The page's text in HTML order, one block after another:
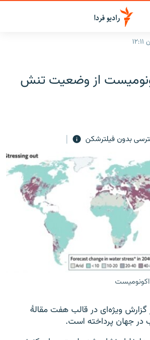
از وضعیت تنش
بدون فیلترشکن
ویژه‌ای در قالب هفت مقالۀ
در جهان پرداخته است.